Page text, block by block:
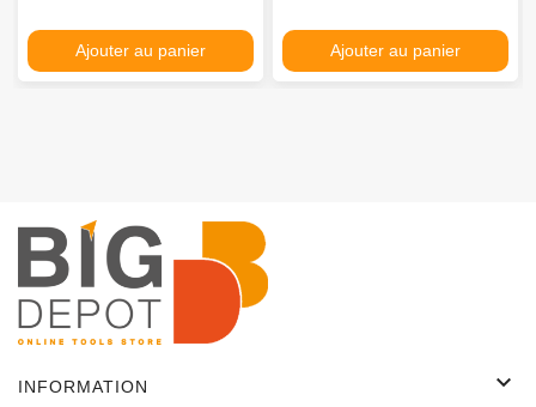
Ajouter au panier Ajouter au panier
INFORMATION
